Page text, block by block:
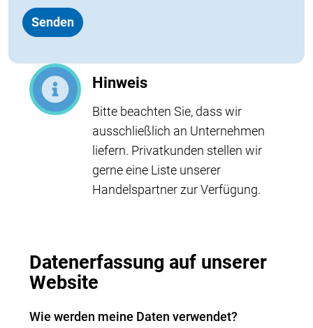
Hinweis
Bitte beachten Sie, dass wir
ausschließlich an Unternehmen
liefern. Privatkunden stellen wir
gerne eine Liste unserer
Handelspartner zur Verfügung.
Datenerfassung auf unserer
Website
Wie werden meine Daten verwendet?